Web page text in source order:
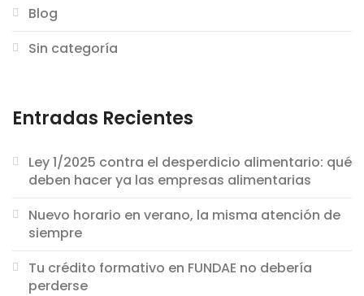
Blog
Sin categoría
Entradas Recientes
Ley 1/2025 contra el desperdicio alimentario: qué
deben hacer ya las empresas alimentarias
Nuevo horario en verano, la misma atención de
siempre
Tu crédito formativo en FUNDAE no debería
perderse